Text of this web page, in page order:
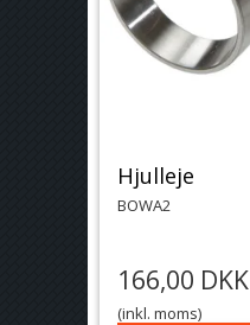
Hjulleje
BOWA2
166,00 DKK
(inkl. moms)